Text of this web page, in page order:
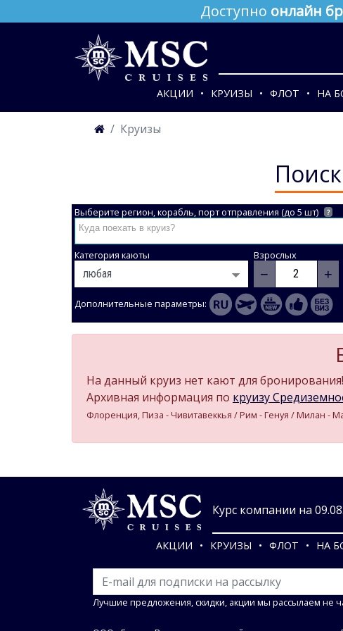
Доступно онлайн
АКЦИИ КРУИЗЫ ФЛОТ НА
Круизы
Выберите регион, корабль, порт отправления (до 5 шт) ?
Категория каюты Взрослых
− +
Дополнительные параметры:
На данный круиз нет кают для
Архивная информация по круизу
Флоренция, Пиза - Чивитавеккья / Рим - Генуя / Милан -
Курс компании на
АКЦИИ КРУИЗЫ ФЛОТ НА
Лучшие предложения, скидки, акции мы рассылаем не